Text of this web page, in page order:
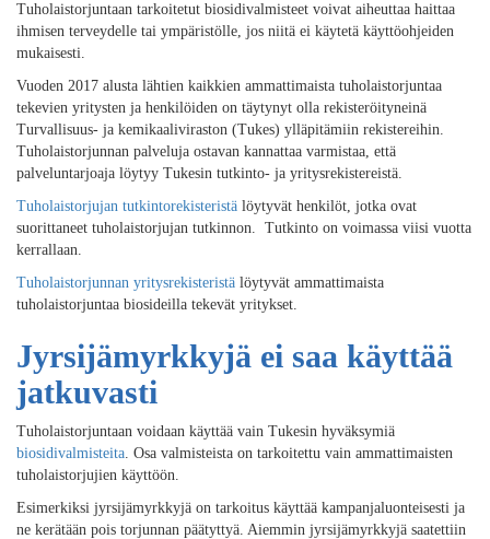
Tuholaistorjuntaan tarkoitetut biosidivalmisteet voivat aiheuttaa haittaa
ihmisen terveydelle tai ympäristölle, jos niitä ei käytetä käyttöohjeiden
mukaisesti.
Vuoden 2017 alusta lähtien kaikkien ammattimaista tuholaistorjuntaa
tekevien yritysten ja henkilöiden on täytynyt olla rekisteröityneinä
Turvallisuus- ja kemikaaliviraston (Tukes) ylläpitämiin rekistereihin.
Tuholaistorjunnan palveluja ostavan kannattaa varmistaa, että
palveluntarjoaja löytyy Tukesin tutkinto- ja yritysrekistereistä.
Tuholaistorjujan tutkintorekisteristä löytyvät henkilöt, jotka ovat
suorittaneet tuholaistorjujan tutkinnon. Tutkinto on voimassa viisi vuotta
kerrallaan.
Tuholaistorjunnan yritysrekisteristä löytyvät ammattimaista
tuholaistorjuntaa biosideilla tekevät yritykset.
Jyrsijämyrkkyjä ei saa käyttää
jatkuvasti
Tuholaistorjuntaan voidaan käyttää vain Tukesin hyväksymiä
biosidivalmisteita. Osa valmisteista on tarkoitettu vain ammattimaisten
tuholaistorjujien käyttöön.
Esimerkiksi jyrsijämyrkkyjä on tarkoitus käyttää kampanjaluonteisesti ja
ne kerätään pois torjunnan päätyttyä. Aiemmin jyrsijämyrkkyjä saatettiin